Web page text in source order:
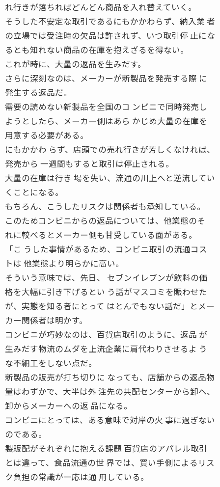
れ行きが落ちればどんどん商品を入れ替えていく。
そうした不安定な取引であるにもかかわらず、納入業 者
の立場では受注時の欠品は許されず、いつ取引停 止にな
るとも知れない商品の在庫を抱えざるを得ない。
これが時に、大量の返品を生みだす。
さらに深刻なのは、メーカーが新製品を発売する際 に
発生する返品だ。
需要の読めない新製品を全国のコ ンビニで同時発売し
ようとしたら、メーカー側はあら かじめ大量の在庫を
用意する必要がある。
にもかかわ らず、店頭での売れ行きが芳しくなければ、
発売から 一週間もすると取引は停止される。
大量の在庫は行き 場を失い、流通の川上へと逆流してい
くことになる。
もちろん、こうしたリスクは関係者も承知している。
このためコンビニからの返品については、他業態のそ
れに較べるとメーカー側も甘受している面がある。
「こ うした事情があるため、コンビニ取引の流通コス
トは 他業態より明らかに高い。
そういう意味では、先日、 セブンイレブンが飲料の価
格を大幅に引き下げるとい う話がマスコミを賑わせた
が、実態を知る者にとって はとんでもない話だ」とメー
カー関係者は明かす。
コンビニが巧妙なのは、百貨店取引のように、返品 が
生みだす物流のムダを上流企業に肩代わりさせるよ う
な不細工をしない点だ。
新製品の販売が打ち切りに なっても、店舗からの返品物
量はわずかで、大半は外 注先の共配センターから卸へ、
卸からメーカーへの返 品になる。
コンビニにとっては、ある意味で対岸の火 事に過ぎない
のである。
製販配がそれぞれに抱える課題 百貨店のアパレル取引
とは違って、食品流通の世 界では、買い手側によるリス
ク負担の常識が一応は通 用している。